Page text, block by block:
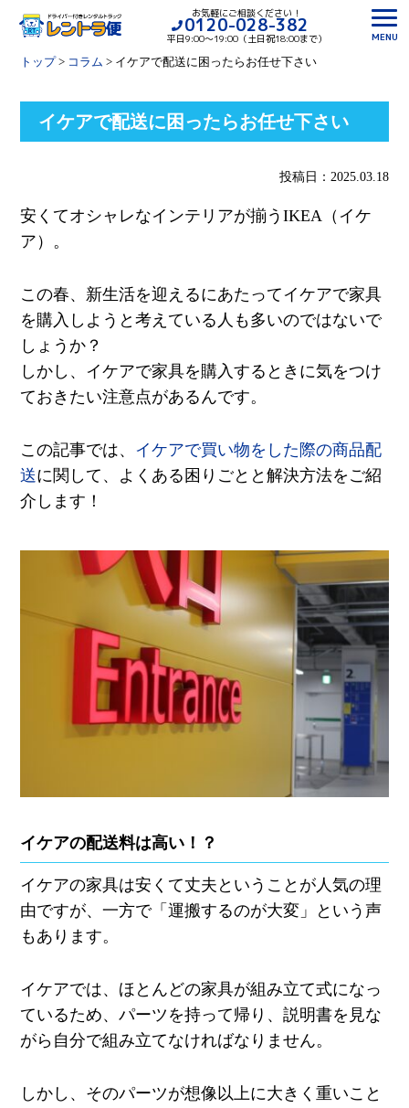
お気軽にご相談ください！
0120-028-382
平日9:00〜19:00（土日祝18:00まで）
MENU
トップ> コラム > イケアで配送に困ったらお任せ下さい
イケアで配送に困ったらお任せ下さい
投稿日：2025.03.18
安くてオシャレなインテリアが揃う IKEA（イケ
ア）。
この春、新生活を迎えるにあたってイケアで家具
を購入しようと考えている人も多いのではないで
しょうか？
しかし、イケアで家具を購入するときに気をつけ
ておきたい注意点があるんです。
この記事では、
イケアで買い物をした際の商品配
送に関して、よくある困りごとと解決方法をご紹
介します！
イケアの配送料は高い！？
イケアの家具は安くて丈夫ということが人気の理
由ですが、一方で「運搬するのが大変」という声
もあります。
イケアでは、ほとんどの家具が組み立て式になっ
ているため、パーツを持って帰り、説明書を見な
がら自分で組み立てなければなりません。
しかし、そのパーツが想像以上に大きく重いこと